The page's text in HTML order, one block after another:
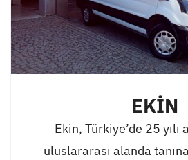
EKİN
Ekin, Türkiye’de 25 yılı
uluslararası alanda